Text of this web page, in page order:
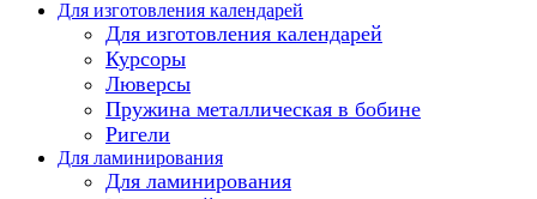
Для изготовления календарей
Для изготовления календарей
Курсоры
Люверсы
Пружина металлическая в бобине
Ригели
Для ламинирования
Для ламинирования